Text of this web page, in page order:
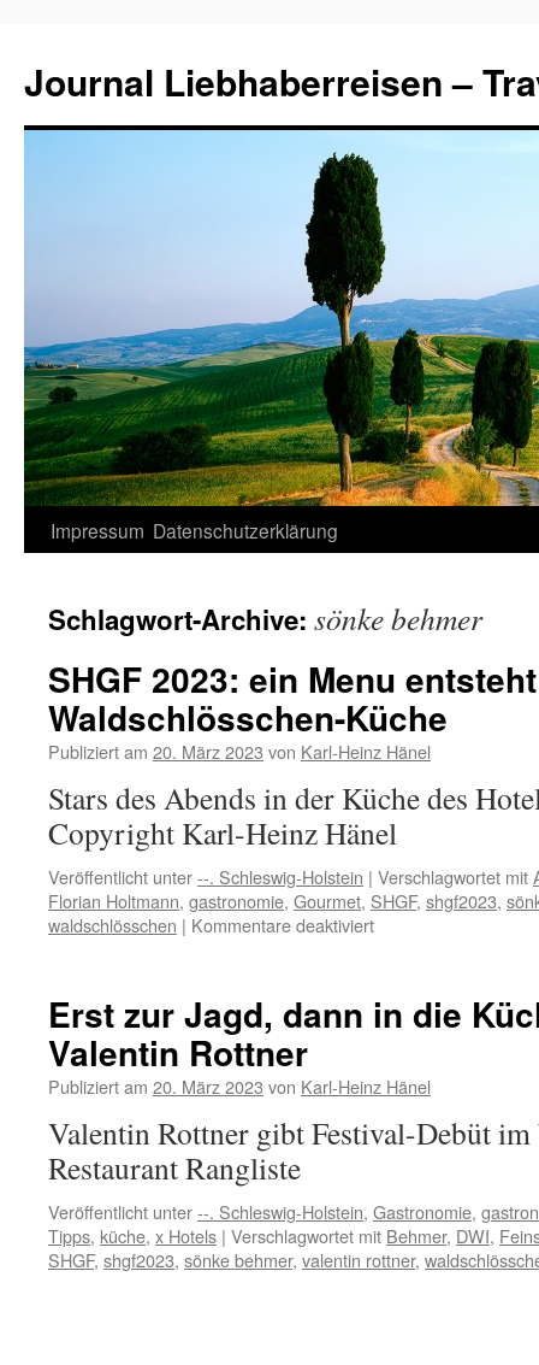
Journal Liebhaberreisen –
Zum
springen
Impressum Datenschutzerklärung
Schlagwort-Archive: sönke behmer
SHGF 2023: ein Menu
Waldschlösschen-Küche
Publiziert am 20. März 2023 von Karl-Heinz Hänel
Stars des Abends in der Küche des
Copyright Karl-Heinz Hänel
Veröffentlicht unter--. Schleswig-Holstein | Verschlagwortet mit
Florian Holtmann, gastronomie, Gourmet, SHGF, shgf2023,
waldschlösschen | Kommentare deaktiviertfür
Menu
der
Küche
Erst zur Jagd, dann in die
Valentin Rottner
Publiziert am 20. März 2023 von Karl-Heinz Hänel
Valentin Rottner gibt Festival-Debüt
Restaurant Rangliste
Veröffentlicht unter--. Schleswig-Holstein, Gastronomie,
Tipps, küche, x Hotels | Verschlagwortet mit Behmer, DWI,
SHGF, shgf2023, sönke behmer, valentin rottner,